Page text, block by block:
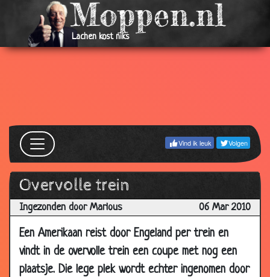
Lachen kost niks
Vind ik leuk Volgen
Overvolle trein
Ingezonden door Marlous 06 Mar 2010
Een Amerikaan reist door Engeland per trein en
vindt in de overvolle trein een coupe met nog een
plaatsje. Die lege plek wordt echter ingenomen door
2010
Pech dag
10 Apr
2010
Betast!
2010
04 Apr
2010
Paasontbijt 2.98
04 Apr
2010
Kleurrijke eitjes
03 Apr
2010
Hoedjes passen 3.19
31 Mar
2010
Golfen 3.73